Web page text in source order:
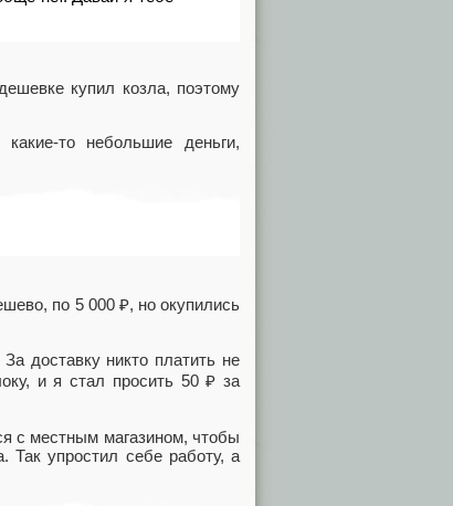
купил козла, поэтому
то небольшие деньги,
по 5 000 ₽, но окупились
доставку никто платить не
и я стал просить 50 ₽ за
с местным магазином, чтобы
Так упростил себе работу, а